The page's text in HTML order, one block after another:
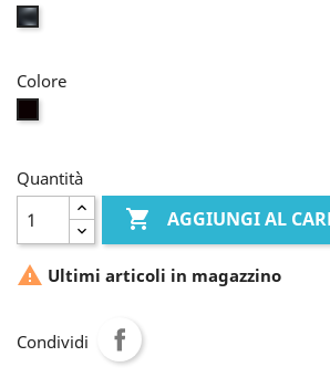
nero
Colore
Quantità
 AGGIUNGI AL
 Ultimi articoli in magazzino
Condividi